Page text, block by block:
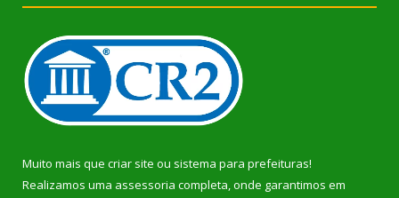
Muito mais que criar site ou sistema para prefeituras!
Realizamos uma assessoria completa, onde garantimos em